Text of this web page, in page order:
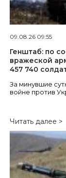
09.08.26 09:55
Генштаб: по
вражеской
457 740
За минувшие
войне против
Читать далее >